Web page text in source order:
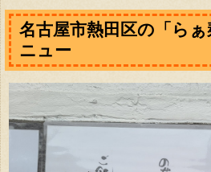
名古屋市熱田区の「ら
ニュー